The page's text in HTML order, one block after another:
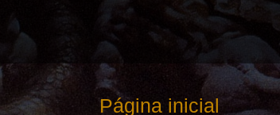
Página inicial